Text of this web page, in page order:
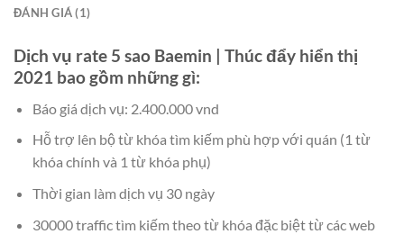
ĐÁNH GIÁ (1)
Dịch vụ rate 5 sao Baemin | Thúc đẩy hiển thị
2021 bao gồm những gì:
Báo giá dịch vụ: 2.400.000 vnd
Hỗ trợ lên bộ từ khóa tìm kiếm phù hợp với quán (1 từ
khóa chính và 1 từ khóa phụ)
Thời gian làm dịch vụ 30 ngày
30000 traffic tìm kiếm theo từ khóa đặc biệt từ các web